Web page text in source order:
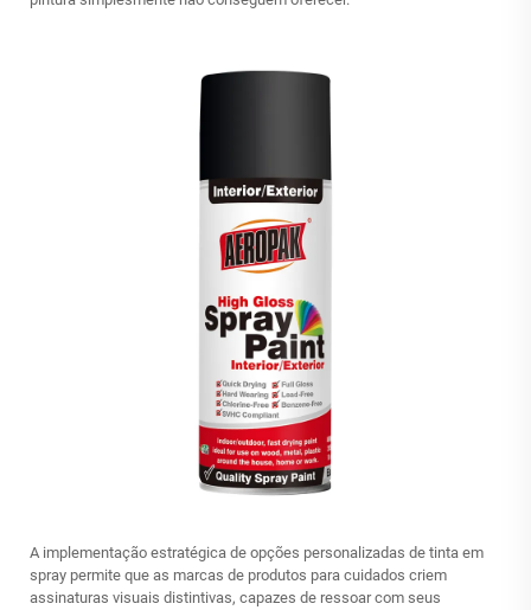
A implementação estratégica de opções personalizadas de tinta em
spray permite que as marcas de produtos para cuidados criem
assinaturas visuais distintivas, capazes de ressoar com seus